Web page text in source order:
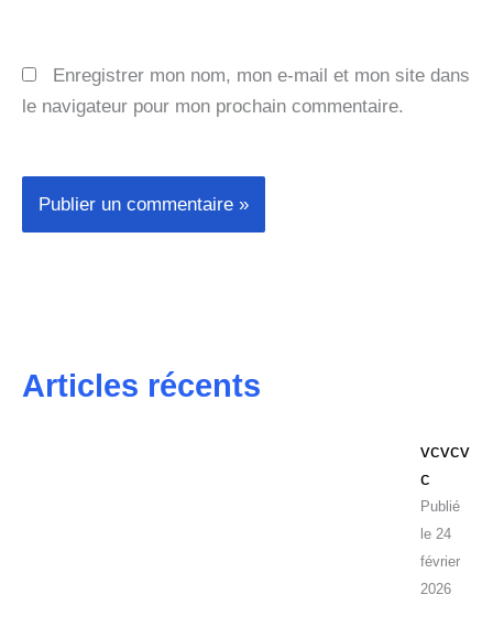
Enregistrer mon nom, mon e-mail et mon site dans
le navigateur pour mon prochain commentaire.
Articles récents
vcvcv
c
24
février
2026